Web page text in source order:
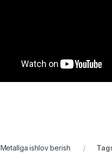
Metallga ishlov berish